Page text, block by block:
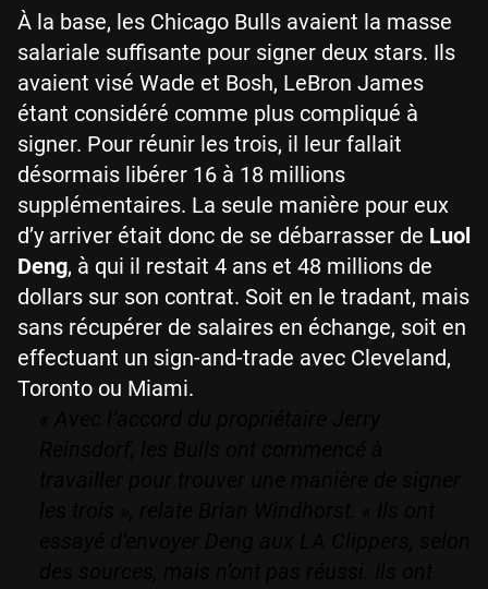
À la base, les Chicago Bulls avaient la masse
salariale suffisante pour signer deux stars. Ils
avaient visé Wade et Bosh, LeBron James
étant considéré comme plus compliqué à
signer. Pour réunir les trois, il leur fallait
désormais libérer 16 à 18 millions
supplémentaires. La seule manière pour eux
d’y arriver était donc de se débarrasser de Luol
Deng, à qui il restait 4 ans et 48 millions de
dollars sur son contrat. Soit en le tradant, mais
sans récupérer de salaires en échange, soit en
effectuant un sign-and-trade avec Cleveland,
Toronto ou Miami.